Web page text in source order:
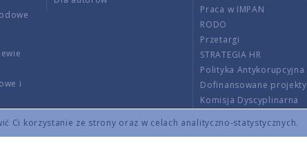
Ci korzystanie ze strony oraz w celach analityczno-statystycznych.
i
Praca w IMPAN
RODO
Przetargi
STRATEGIA HR
Polityka Antykorupcyjna
Dofinansowane projekty
Komisja Dyscyplinarna
Wnoszenie opłat